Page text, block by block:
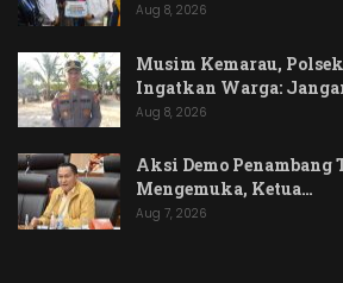
Aug 8, 2026
Musim Kemarau,
Ingatkan Warga:
Aug 8, 2026
Aksi Demo
Mengemuka, Ketua…
Aug 7, 2026